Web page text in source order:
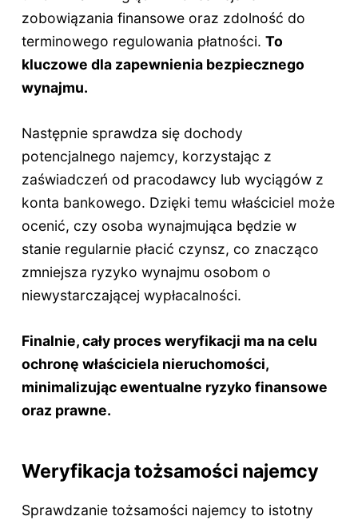
zobowiązania finansowe oraz zdolność do
terminowego regulowania płatności. To
kluczowe dla zapewnienia bezpiecznego
wynajmu.
Następnie sprawdza się dochody
potencjalnego najemcy, korzystając z
zaświadczeń od pracodawcy lub wyciągów z
konta bankowego. Dzięki temu właściciel może
ocenić, czy osoba wynajmująca będzie w
stanie regularnie płacić czynsz, co znacząco
zmniejsza ryzyko wynajmu osobom o
niewystarczającej wypłacalności.
Finalnie, cały proces weryfikacji ma na celu
ochronę właściciela nieruchomości,
minimalizując ewentualne ryzyko finansowe
oraz prawne.
Weryfikacja tożsamości najemcy
Sprawdzanie tożsamości najemcy to istotny